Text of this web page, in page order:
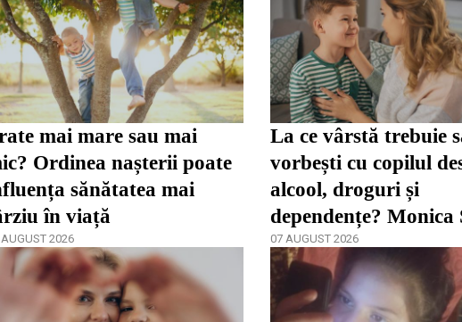
mai mare sau mai
Ordinea nașterii poate
sănătatea mai
în viață
2026
La ce vârstă trebuie
vorbești cu copilul
alcool, droguri și
dependențe? Monica
spune că părinții
târziu
07 AUGUST 2026